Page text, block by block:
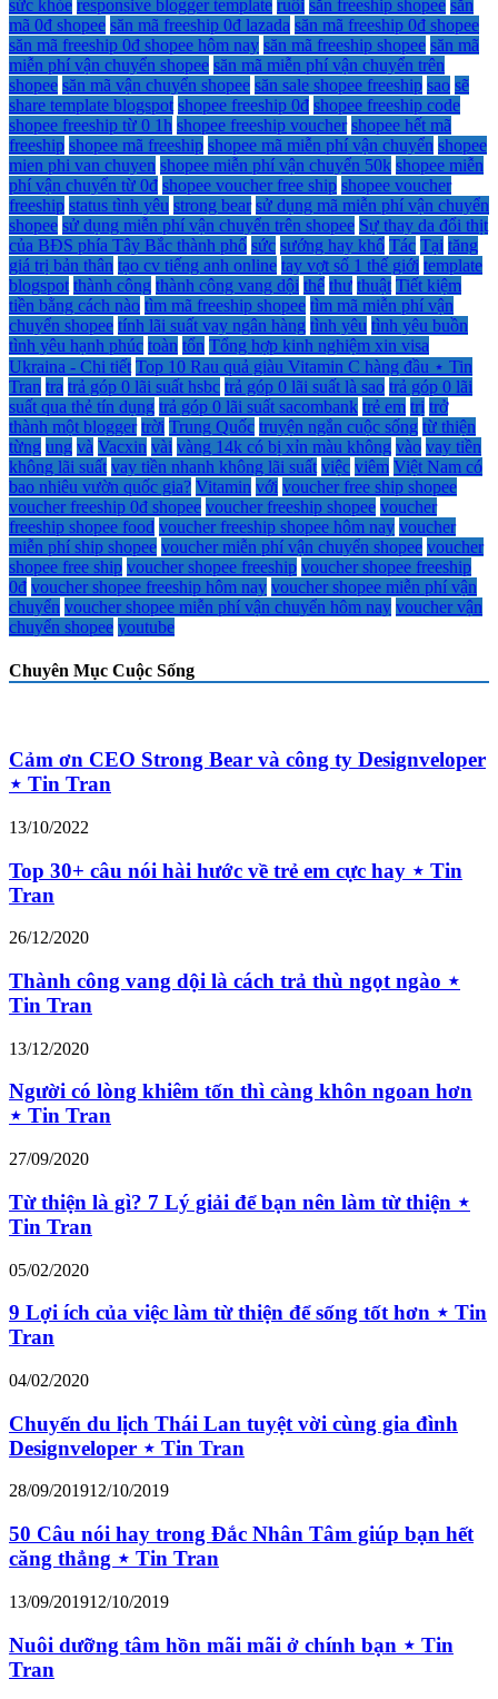
sức khỏe responsive blogger template ruồi săn freeship shopee săn
mã 0đ shopee săn mã freeship 0đ lazada săn mã freeship 0đ shopee
săn mã freeship 0đ shopee hôm nay săn mã freeship shopee săn mã
miễn phí vận chuyển shopee săn mã miễn phí vận chuyển trên
shopee săn mã vận chuyển shopee săn sale shopee freeship sao sẽ
share template blogspot shopee freeship 0đ shopee freeship code
shopee freeship từ 0 1h shopee freeship voucher shopee hết mã
freeship shopee mã freeship shopee mã miễn phí vận chuyển shopee
mien phi van chuyen shopee miễn phí vận chuyển 50k shopee miễn
phí vận chuyển từ 0đ shopee voucher free ship shopee voucher
freeship status tình yêu strong bear sử dụng mã miễn phí vận chuyển
shopee sử dụng miễn phí vận chuyển trên shopee Sự thay da đổi thịt
của BĐS phía Tây Bắc thành phố sức sướng hay khổ Tác Tại tăng
giá trị bản thân tạo cv tiếng anh online tay vợt số 1 thế giới template
blogspot thành công thành công vang dội thế thư thuật Tiết kiệm
tiền bằng cách nào tìm mã freeship shopee tìm mã miễn phí vận
chuyển shopee tính lãi suất vay ngân hàng tình yêu tình yêu buồn
tình yêu hạnh phúc toàn tổn Tổng hợp kinh nghiệm xin visa
Ukraina - Chi tiết Top 10 Rau quả giàu Vitamin C hàng đầu ⋆ Tin
Tran tra trả góp 0 lãi suất hsbc trả góp 0 lãi suất là sao trả góp 0 lãi
suất qua thẻ tín dụng trả góp 0 lãi suất sacombank trẻ em trị trở
thành một blogger trời Trung Quốc truyện ngắn cuộc sống từ thiện
từng ung và Vacxin vài vàng 14k có bị xỉn màu không vào vay tiền
không lãi suất vay tiền nhanh không lãi suất việc viêm Việt Nam có
bao nhiêu vườn quốc gia? Vitamin với voucher free ship shopee
voucher freeship 0đ shopee voucher freeship shopee voucher
freeship shopee food voucher freeship shopee hôm nay voucher
miễn phí ship shopee voucher miễn phí vận chuyển shopee voucher
shopee free ship voucher shopee freeship voucher shopee freeship
0đ voucher shopee freeship hôm nay voucher shopee miễn phí vận
chuyển voucher shopee miễn phí vận chuyển hôm nay voucher vận
chuyển shopee youtube
Chuyên Mục Cuộc Sống
Cảm ơn CEO Strong Bear và công ty Designveloper
⋆ Tin Tran
13/10/2022
Top 30+ câu nói hài hước về trẻ em cực hay ⋆ Tin
Tran
26/12/2020
Thành công vang dội là cách trả thù ngọt ngào ⋆
Tin Tran
13/12/2020
Người có lòng khiêm tốn thì càng khôn ngoan hơn
⋆ Tin Tran
27/09/2020
Từ thiện là gì? 7 Lý giải để bạn nên làm từ thiện ⋆
Tin Tran
05/02/2020
9 Lợi ích của việc làm từ thiện để sống tốt hơn ⋆ Tin
Tran
04/02/2020
Chuyến du lịch Thái Lan tuyệt vời cùng gia đình
Designveloper ⋆ Tin Tran
28/09/201912/10/2019
50 Câu nói hay trong Đắc Nhân Tâm giúp bạn hết
căng thẳng ⋆ Tin Tran
13/09/201912/10/2019
Nuôi dưỡng tâm hồn mãi mãi ở chính bạn ⋆ Tin
Tran